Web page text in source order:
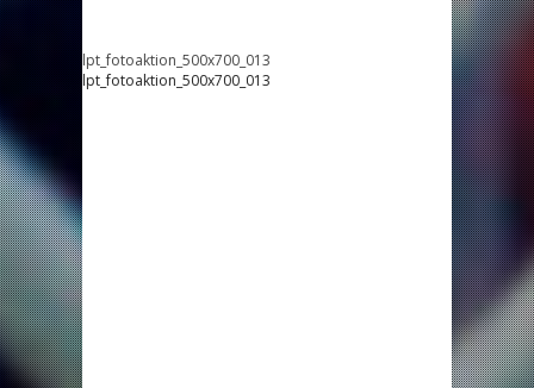
lpt_fotoaktion_500x700_013
lpt_fotoaktion_500x700_013